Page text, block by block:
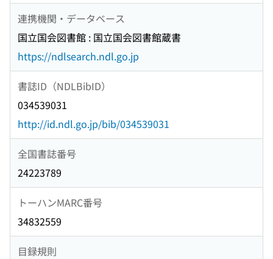
連携機関・データベース
国立国会図書館 : 国立国会図書館蔵書
https://ndlsearch.ndl.go.jp
書誌ID（NDLBibID）
034539031
http://id.ndl.go.jp/bib/034539031
全国書誌番号
24223789
トーハンMARC番号
34832559
目録規則